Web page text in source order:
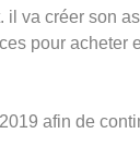
va créer son
pour acheter
afin de